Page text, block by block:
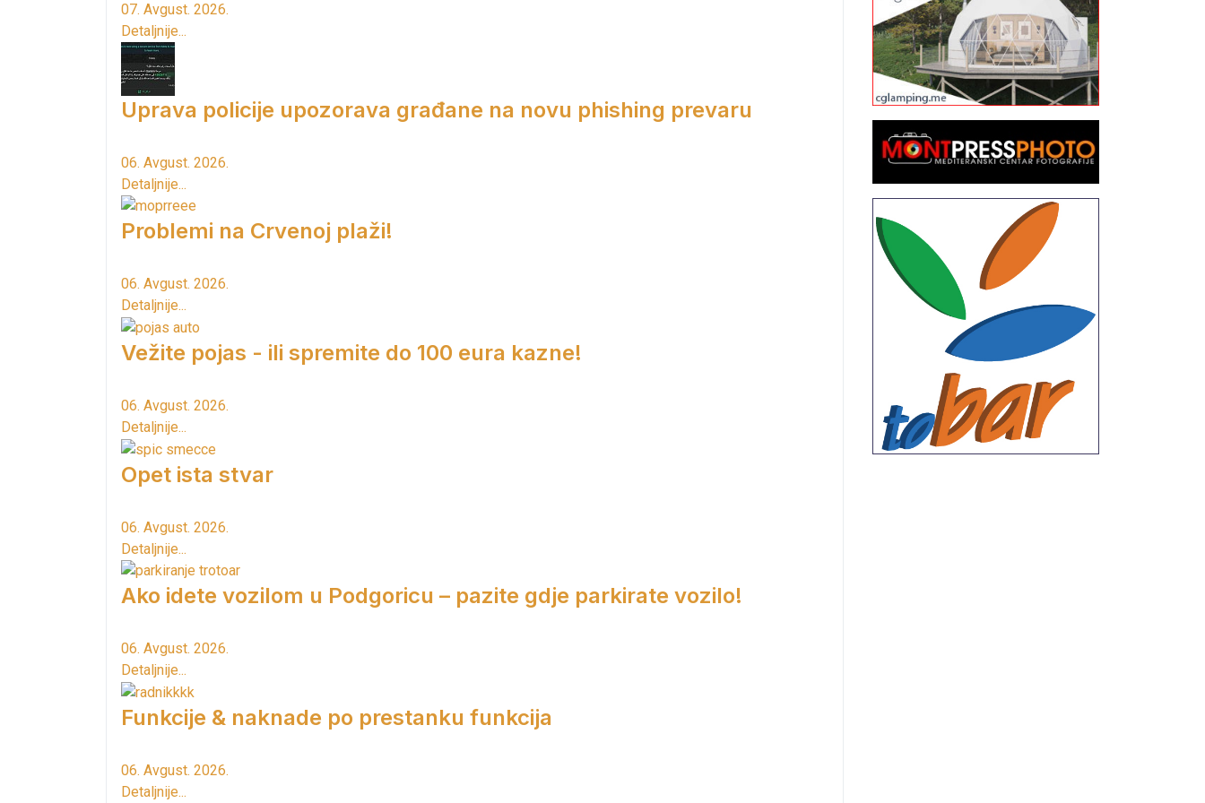
07. Avgust. 2026.
Detaljnije...
Uprava policije upozorava građane na novu phishing prevaru
06. Avgust. 2026.
Detaljnije...
Problemi na Crvenoj plaži!
06. Avgust. 2026.
Detaljnije...
Vežite pojas - ili spremite do 100 eura kazne!
06. Avgust. 2026.
Detaljnije...
Opet ista stvar
06. Avgust. 2026.
Detaljnije...
Ako idete vozilom u Podgoricu – pazite gdje parkirate vozilo!
06. Avgust. 2026.
Detaljnije...
Funkcije & naknade po prestanku funkcija
06. Avgust. 2026.
Detaljnije...